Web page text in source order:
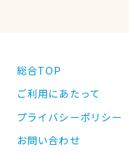
総合TOP
ご利用にあたって
プライバシーポリシー
お問い合わせ